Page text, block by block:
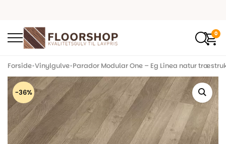
0
Forside•Vinylgulve•Parador Modular One – Eg Linea natur
-36%